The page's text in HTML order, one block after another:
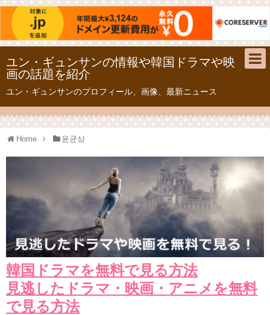
ユン・ギュンサンの情報や韓国ドラマや映
画の話題を紹介
ユン・ギュンサンのプロフィール、画像、最新ニュース
Home 윤균상
韓国ドラマを無料で見る方法
見逃したドラマ・映画・アニメを無料
で見る方法